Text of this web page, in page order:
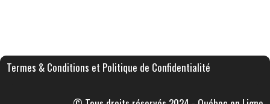
Termes & Conditions et Politique de Confidentialité